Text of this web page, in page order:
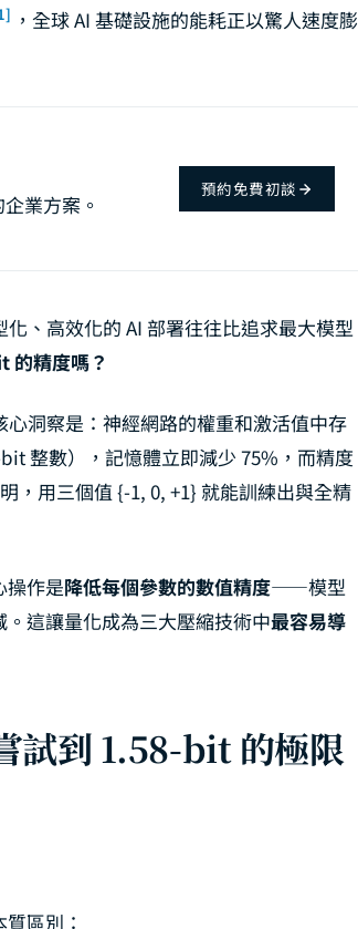
，全球 AI 基礎設施的能耗正以驚人速度膨
業方案。
預約免費初談
、高效化的 AI 部署往往比追求最大模型
的精度嗎？
洞察是：神經網路的權重和激活值中存
整數），記憶體立即減少 75%，而精度
，用三個值 {-1, 0, +1} 就能訓練出與全精
操作是降低每個參數的數值精度——模型
這讓量化成為三大壓縮技術中最容易導
試到 1.58-bit 的極限
區別：